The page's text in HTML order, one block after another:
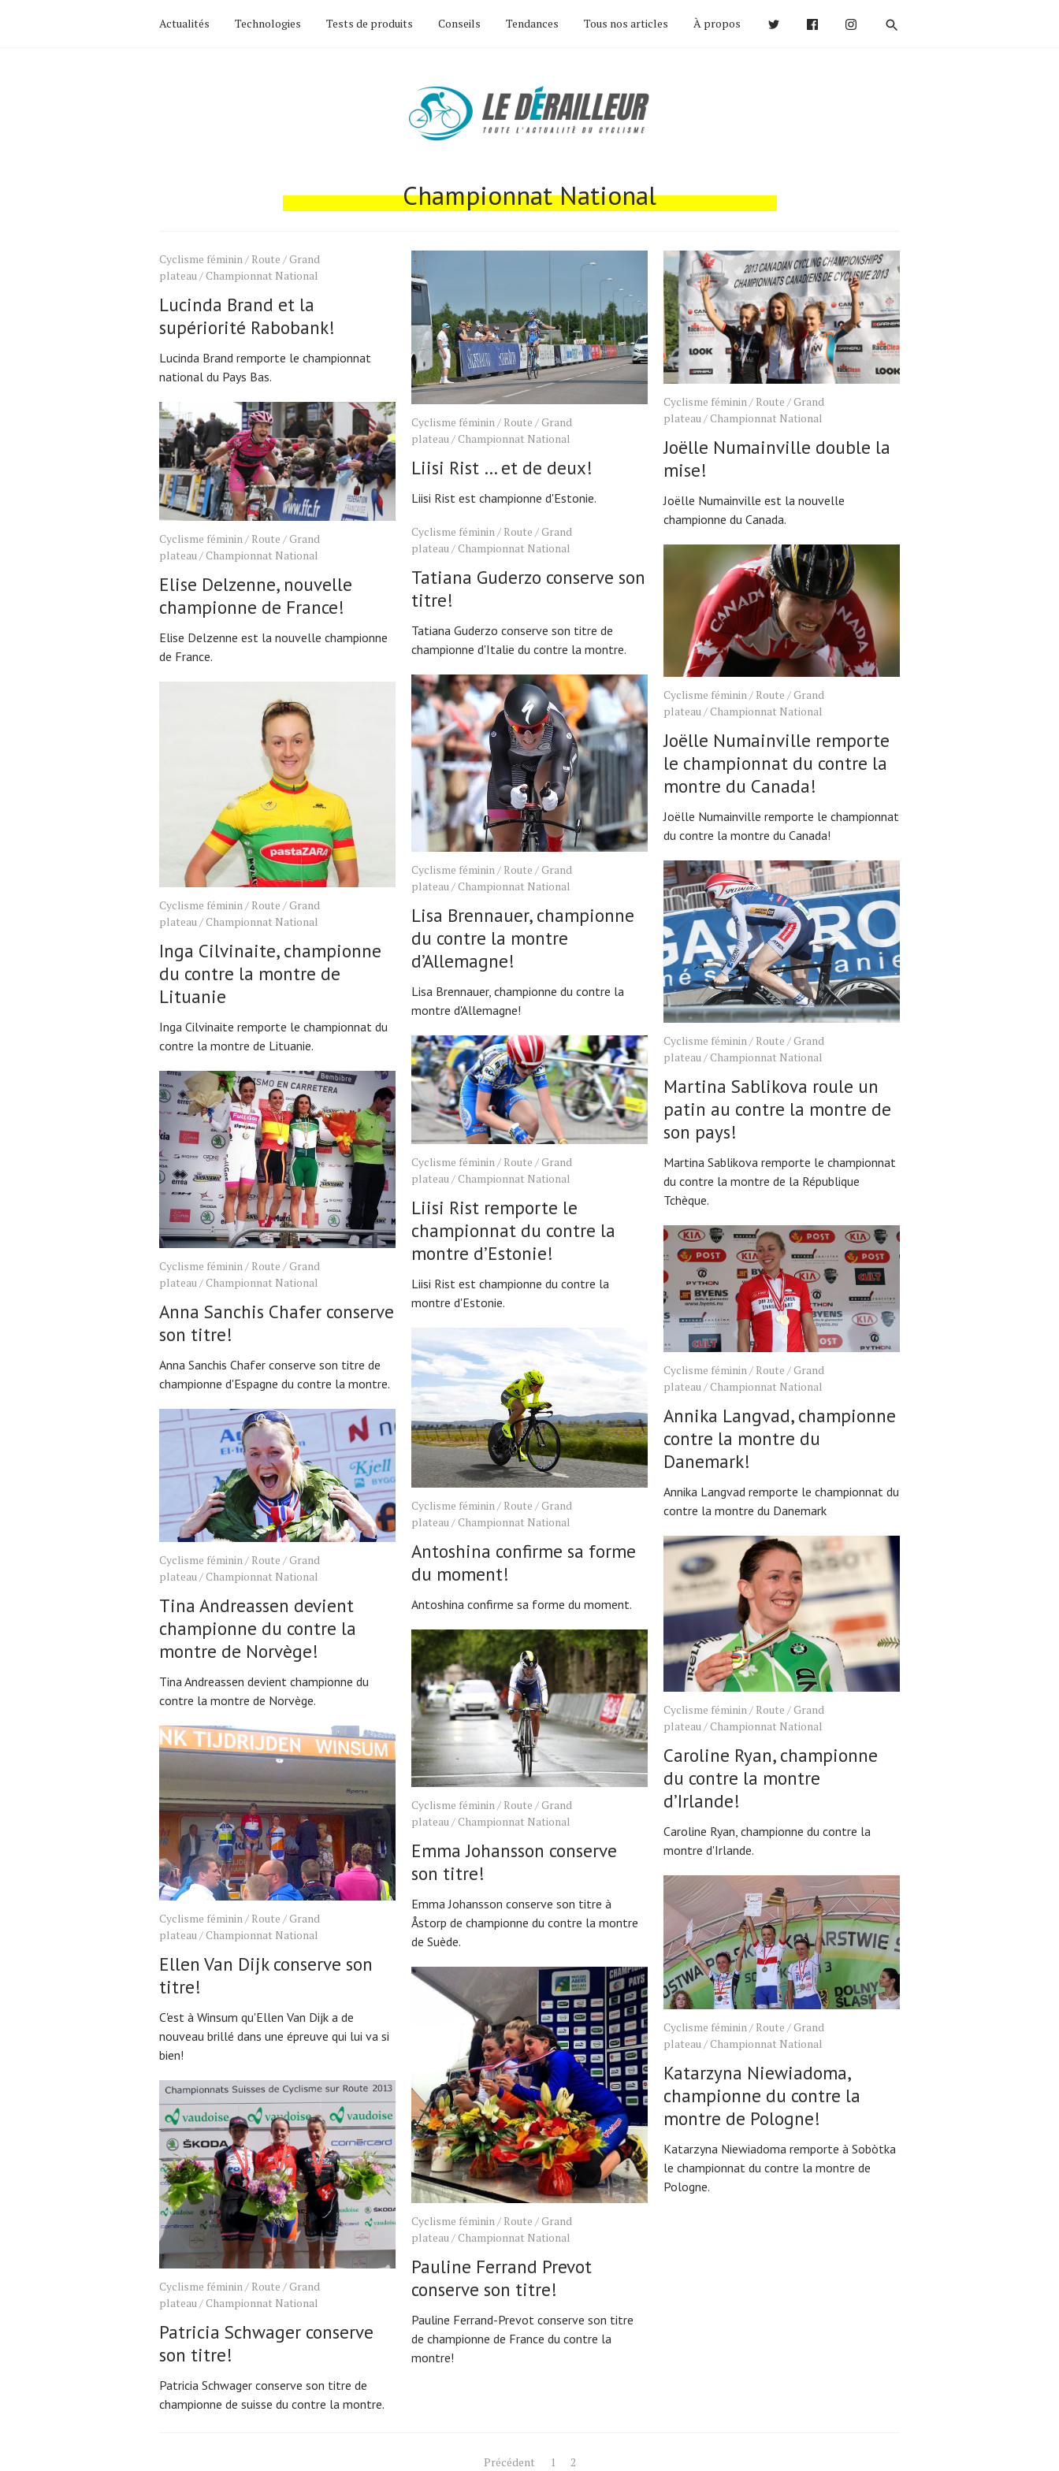
Actualités Technologies Tests de produits Conseils Tendances Tous nos articles À propos
Championnat National
Cyclisme féminin/ Route / Grand
plateau/ Championnat National
Lucinda Brand et la
supériorité Rabobank!
Lucinda Brand remporte le championnat
national du Pays Bas.
Cyclisme féminin/ Route / Grand
plateau/ Championnat National
Elise Delzenne, nouvelle
championne de France!
Elise Delzenne est la nouvelle championne
de France.
Cyclisme féminin/ Route / Grand
plateau/ Championnat National
Inga Cilvinaite, championne
du contre la montre de
Lituanie
Inga Cilvinaite remporte le championnat du
contre la montre de Lituanie.
Cyclisme féminin/ Route / Grand
plateau/ Championnat National
Anna Sanchis Chafer conserve
son titre!
Anna Sanchis Chafer conserve son titre de
championne d'Espagne du contre la montre.
Cyclisme féminin/ Route / Grand
plateau/ Championnat National
Tina Andreassen devient
championne du contre la
montre de Norvège!
Tina Andreassen devient championne du
contre la montre de Norvège.
Cyclisme féminin/ Route / Grand
plateau/ Championnat National
Ellen Van Dijk conserve son
titre!
C'est à Winsum qu'Ellen Van Dijk a de
nouveau brillé dans une épreuve qui lui va si
bien!
Cyclisme féminin / Route / Grand
plateau / Championnat National
Patricia Schwager conserve
son titre!
Patricia Schwager conserve son titre de
championne de suisse du contre la montre.
Cyclisme féminin/ Route / Grand
plateau/ Championnat National
Liisi Rist … et de deux!
Liisi Rist est championne d'Estonie.
Cyclisme féminin/ Route / Grand
plateau/ Championnat National
Tatiana Guderzo conserve son
titre!
Tatiana Guderzo conserve son titre de
championne d'Italie du contre la montre.
Cyclisme féminin/ Route / Grand
plateau/ Championnat National
Lisa Brennauer, championne
du contre la montre
d’Allemagne!
Lisa Brennauer, championne du contre la
montre d'Allemagne!
Cyclisme féminin/ Route / Grand
plateau/ Championnat National
Liisi Rist remporte le
championnat du contre la
montre d’Estonie!
Liisi Rist est championne du contre la
montre d'Estonie.
Cyclisme féminin/ Route / Grand
plateau/ Championnat National
Antoshina confirme sa forme
du moment!
Antoshina confirme sa forme du moment.
Cyclisme féminin/ Route / Grand
plateau/ Championnat National
Emma Johansson conserve
son titre!
Emma Johansson conserve son titre à
Åstorp de championne du contre la montre
de Suède.
Cyclisme féminin/ Route / Grand
plateau/ Championnat National
Pauline Ferrand Prevot
conserve son titre!
Pauline Ferrand-Prevot conserve son titre
de championne de France du contre la
montre!
Cyclisme féminin / Route / Grand
plateau / Championnat National
Joëlle Numainville double la
mise!
Joëlle Numainville est la nouvelle
championne du Canada.
Cyclisme féminin/ Route / Grand
plateau/ Championnat National
Joëlle Numainville remporte
le championnat du contre la
montre du Canada!
Joëlle Numainville remporte le championnat
du contre la montre du Canada!
Cyclisme féminin / Route / Grand
plateau / Championnat National
Martina Sablikova roule un
patin au contre la montre de
son pays!
Martina Sablikova remporte le championnat
du contre la montre de la République
Tchèque.
Cyclisme féminin/ Route / Grand
plateau/ Championnat National
Annika Langvad, championne
contre la montre du
Danemark!
Annika Langvad remporte le championnat du
contre la montre du Danemark
Cyclisme féminin/ Route / Grand
plateau/ Championnat National
Caroline Ryan, championne
du contre la montre
d’Irlande!
Caroline Ryan, championne du contre la
montre d'Irlande.
Cyclisme féminin/ Route / Grand
plateau/ Championnat National
Katarzyna Niewiadoma,
championne du contre la
montre de Pologne!
Katarzyna Niewiadoma remporte à Sobòtka
le championnat du contre la montre de
Pologne.
Précédent 1 2